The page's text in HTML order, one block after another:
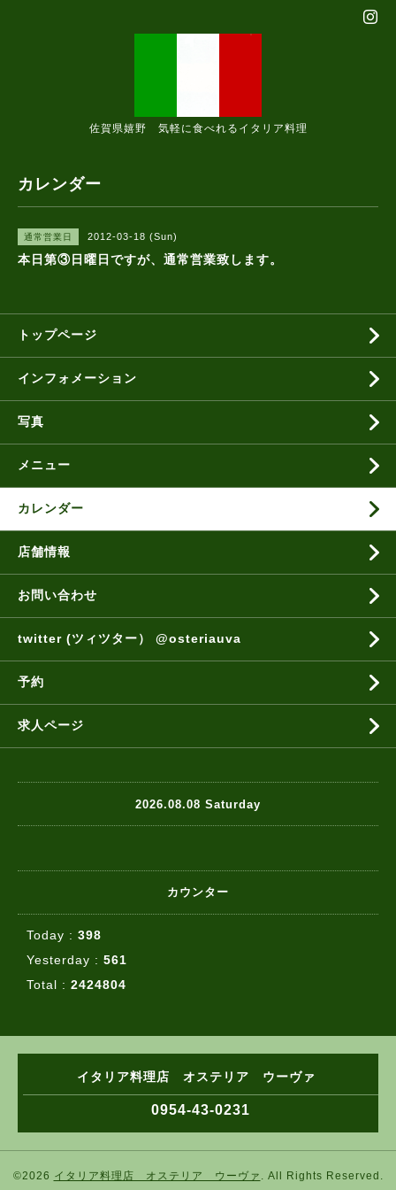
佐賀県嬉野 気軽に食べれるイタリア料理
カレンダー
通常営業日 2012-03-18 (Sun)
本日第③日曜日ですが、通常営業致します。
トップページ
インフォメーション
写真
メニュー
カレンダー
店舗情報
お問い合わせ
twitter (ツィツター） @osteriauva
予約
求人ページ
2026.08.08 Saturday
カウンター
Today : 398
Yesterday : 561
Total : 2424804
イタリア料理店 オステリア ウーヴァ
0954-43-0231
©2026 イタリア料理店 オステリア ウーヴァ . All Rights Reserved.